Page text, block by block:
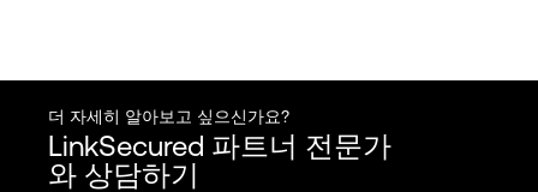
더 자세히 알아보고 싶으신가요?
LinkSecured 파트너 전문가
와 상담하기